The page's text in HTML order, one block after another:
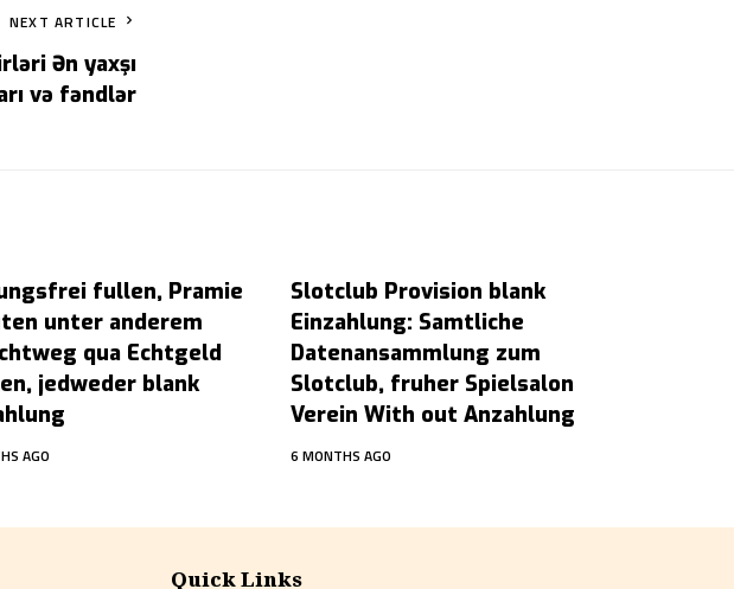
NEXT ARTICLE
Ən yaxşı
və fəndlər
fullen, Pramie
unter anderem
qua Echtgeld
jedweder blank
AGO
Slotclub Provision blank
Einzahlung: Samtliche
Datenansammlung zum
Slotclub, fruher Spielsalon
Verein With out Anzahlung
6 MONTHS AGO
Quick Links